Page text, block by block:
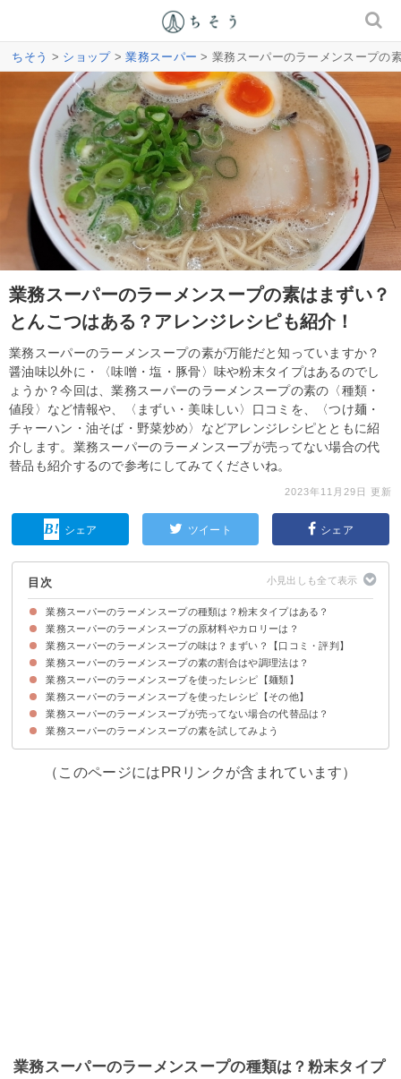
ちそう > ショップ>業務スーパー > 業務スーパーのラーメンスープの
業務スーパーのラーメンスープの素はまずい？
とんこつはある？アレンジレシピも紹介！
業務スーパーのラーメンスープの素が万能だと知っていますか？
醤油味以外に・〈味噌・塩・豚骨〉味や粉末タイプはあるのでし
ょうか？今回は、業務スーパーのラーメンスープの素の〈種類・
値段〉など情報や、〈まずい・美味しい〉口コミを、〈つけ麺・
チャーハン・油そば・野菜炒め〉などアレンジレシピとともに紹
介します。業務スーパーのラーメンスープが売ってない場合の代
替品も紹介するので参考にしてみてくださいね。
2023年11月29日 更新
シェア ツイート シェア
目次
業務スーパーのラーメンスープの種類は？粉末タイプはある？
業務スーパーのラーメンスープの素に味噌・塩・豚骨や粉末はなく醤油味の
液体のみ
値段など業務スーパーのラーメンスープの商品情報
業務スーパーのラーメンスープの原材料やカロリーは？
業務スーパーのラーメンスープの原材料
業務スーパーのラーメンスープのカロリー・糖質など栄養成分
業務スーパーのラーメンスープの味は？まずい？【口コミ・評判】
業務スーパーのラーメンスープの味わい・食感・風味
口コミ①業務スーパーのラーメンスープを美味しいと感じる人の口コミ
口コミ②業務スーパーのラーメンスープをまずいと感じる人の口コミ
業務スーパーのラーメンスープの素の割合はや調理法は？
①業務スーパーのラーメンスープの素とお湯を1：11で割ろう
業務スーパーのラーメンスープを使ったレシピ【麺類】
①油そば
②あっさりつけ麺
③鍋焼きラーメン
④台湾混ぜそば
業務スーパーのラーメンスープを使ったレシピ【その他】
①水餃子中華鍋
②煮卵
③チャーハン
④野菜炒め
業務スーパーのラーメンスープが売ってない場合の代替品は？
①華味 ラーメンスープ しょうゆ味
②ヒガシマル醤油 ラーメンスープ
業務スーパーのラーメンスープの素を試してみよう
（このページにはPRリンクが含まれています）
業務スーパーのラーメンスープの種類は？粉末タイプ